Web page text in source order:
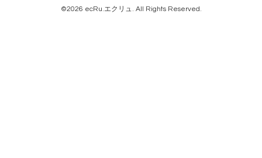
©2026 ecRu.エクリュ. All Rights Reserved.